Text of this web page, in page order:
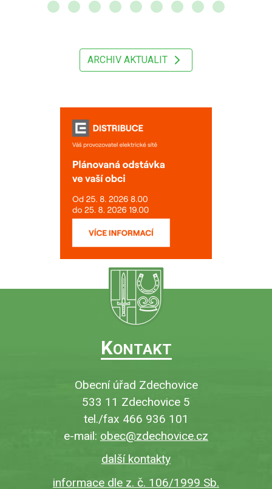
ARCHIV AKTUALIT
KONTAKT
Obecní úřad Zdechovice
533 11 Zdechovice 5
tel./fax 466 936 101
e-mail: obec@zdechovice.cz
další kontakty
informace dle z. č. 106/1999 Sb.